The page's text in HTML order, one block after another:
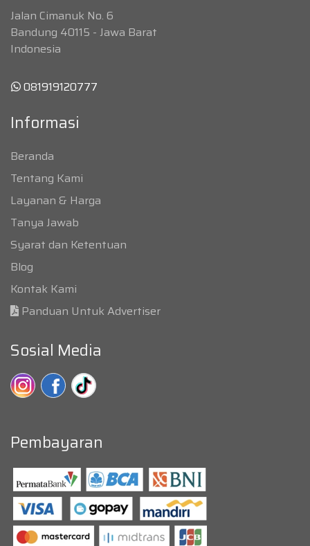
Jalan Cimanuk No. 6
Bandung 40115 - Jawa Barat
Indonesia
081919120777
Informasi
Beranda
Tentang Kami
Layanan & Harga
Tanya Jawab
Syarat dan Ketentuan
Blog
Kontak Kami
Panduan Untuk Advertiser
Sosial Media
Pembayaran